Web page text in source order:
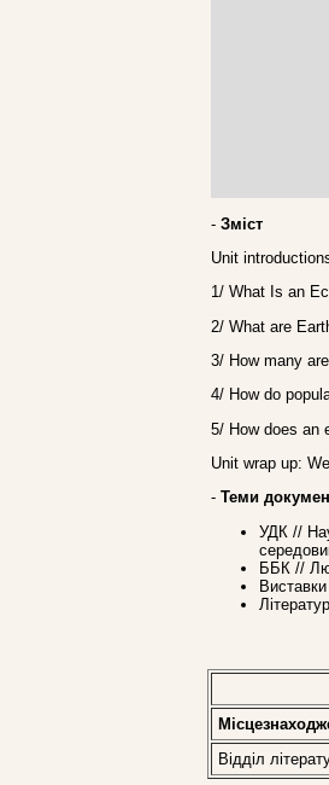
- Зміст
Unit
1/ What Is an
2/ What are
3/ How many
4/ How do
5/ How does an
Unit wrap up:
- Теми
УДК //
ББК //
Відділ